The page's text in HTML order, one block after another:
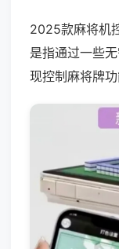
2025款麻将机
是指通过一些
现控制麻将牌功